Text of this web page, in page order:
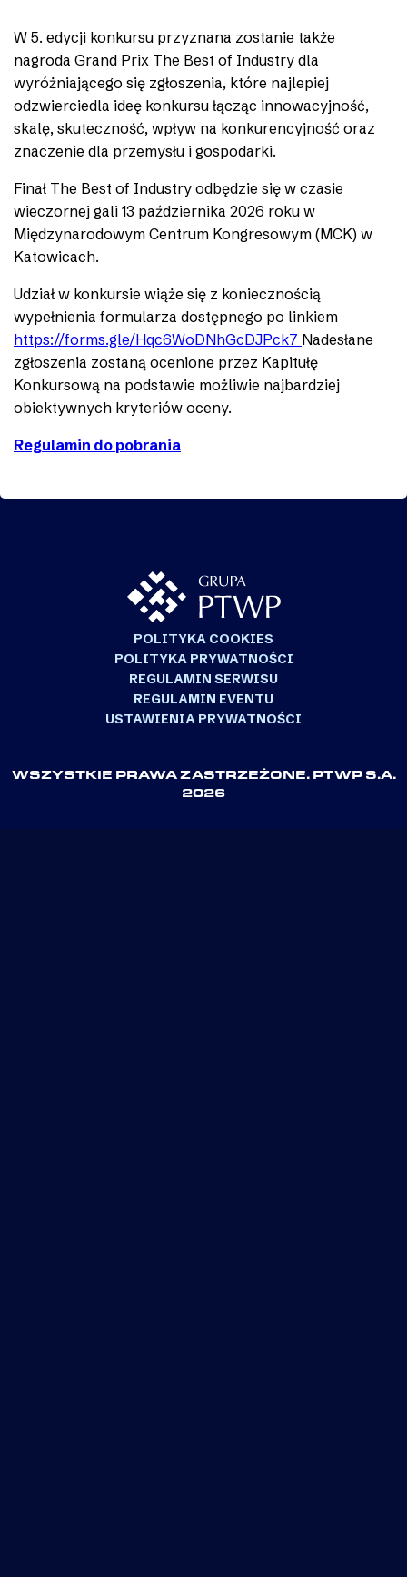
W 5. edycji konkursu przyznana zostanie także
nagroda Grand Prix The Best of Industry dla
wyróżniającego się zgłoszenia, które najlepiej
odzwierciedla ideę konkursu łącząc innowacyjność,
skalę, skuteczność, wpływ na konkurencyjność oraz
znaczenie dla przemysłu i gospodarki.
Finał The Best of Industry odbędzie się w czasie
wieczornej gali 13 października 2026 roku w
Międzynarodowym Centrum Kongresowym (MCK) w
Katowicach.
Udział w konkursie wiąże się z koniecznością
wypełnienia formularza dostępnego po linkiem
https://forms.gle/Hqc6WoDNhGcDJPck7 Nadesłane
zgłoszenia zostaną ocenione przez Kapitułę
Konkursową na podstawie możliwie najbardziej
obiektywnych kryteriów oceny.
Regulamin do pobrania
WSZYSTKIE PRAWA ZASTRZEŻONE. PTWP S.A.
2026
POLITYKA COOKIES
POLITYKA PRYWATNOŚCI
REGULAMIN SERWISU
REGULAMIN EVENTU
USTAWIENIA PRYWATNOŚCI